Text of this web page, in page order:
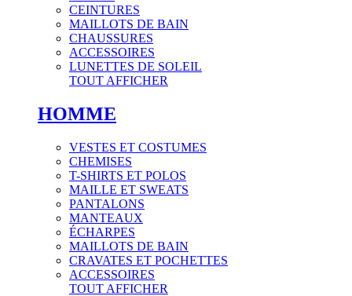
CEINTURES
MAILLOTS DE BAIN
CHAUSSURES
ACCESSOIRES
LUNETTES DE SOLEIL
TOUT AFFICHER
HOMME
VESTES ET COSTUMES
CHEMISES
T-SHIRTS ET POLOS
MAILLE ET SWEATS
PANTALONS
MANTEAUX
ÉCHARPES
MAILLOTS DE BAIN
CRAVATES ET POCHETTES
ACCESSOIRES
TOUT AFFICHER